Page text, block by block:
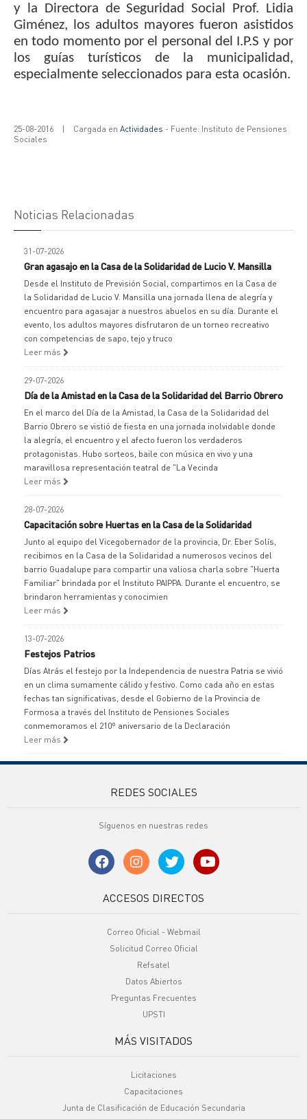
y la Directora de Seguridad Social Prof. Lidia
Giménez,
los adultos mayores fueron asistidos
en todo momento por el personal del I.P.S y por
los guías turísticos de la municipalidad,
especialmente seleccionados para esta ocasión.
25-08-2016 | Cargada en Actividades - Fuente: Instituto de Pensiones
Sociales
Noticias Relacionadas
31-07-2026
Gran agasajo en la Casa de la Solidaridad de Lucio V. Mansilla
Desde el Instituto de Previsión Social, compartimos en la Casa de
la Solidaridad de Lucio V. Mansilla una jornada llena de alegría y
encuentro para agasajar a nuestros abuelos en su día. Durante el
evento, los adultos mayores disfrutaron de un torneo recreativo
con competencias de sapo, tejo y truco
Leer más
29-07-2026
Día de la Amistad en la Casa de la Solidaridad del Barrio Obrero
En el marco del Día de la Amistad, la Casa de la Solidaridad del
Barrio Obrero se vistió de fiesta en una jornada inolvidable donde
la alegría, el encuentro y el afecto fueron los verdaderos
protagonistas. Hubo sorteos, baile con música en vivo y una
maravillosa representación teatral de "La Vecinda
Leer más
28-07-2026
Capacitación sobre Huertas en la Casa de la Solidaridad
Junto al equipo del Vicegobernador de la provincia, Dr. Eber Solís,
recibimos en la Casa de la Solidaridad a numerosos vecinos del
barrio Guadalupe para compartir una valiosa charla sobre "Huerta
Familiar" brindada por el Instituto PAIPPA. Durante el encuentro, se
brindaron herramientas y conocimien
Leer más
13-07-2026
Festejos Patrios
Días Atrás el festejo por la Independencia de nuestra Patria se vivió
en un clima sumamente cálido y festivo. Como cada año en estas
fechas tan significativas, desde el Gobierno de la Provincia de
Formosa a través del Instituto de Pensiones Sociales
conmemoramos el 210º aniversario de la Declaración
Leer más
REDES SOCIALES
Síguenos en nuestras redes
ACCESOS DIRECTOS
Correo Oficial - Webmail
Solicitud Correo Oficial
Refsatel
Datos Abiertos
Preguntas Frecuentes
UPSTI
MÁS VISITADOS
Licitaciones
Capacitaciones
Junta de Clasificación de Educación Secundaria